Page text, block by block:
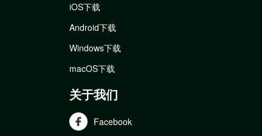
iOS下载
Android下载
Windows下载
macOS下载
关于我们
Facebook